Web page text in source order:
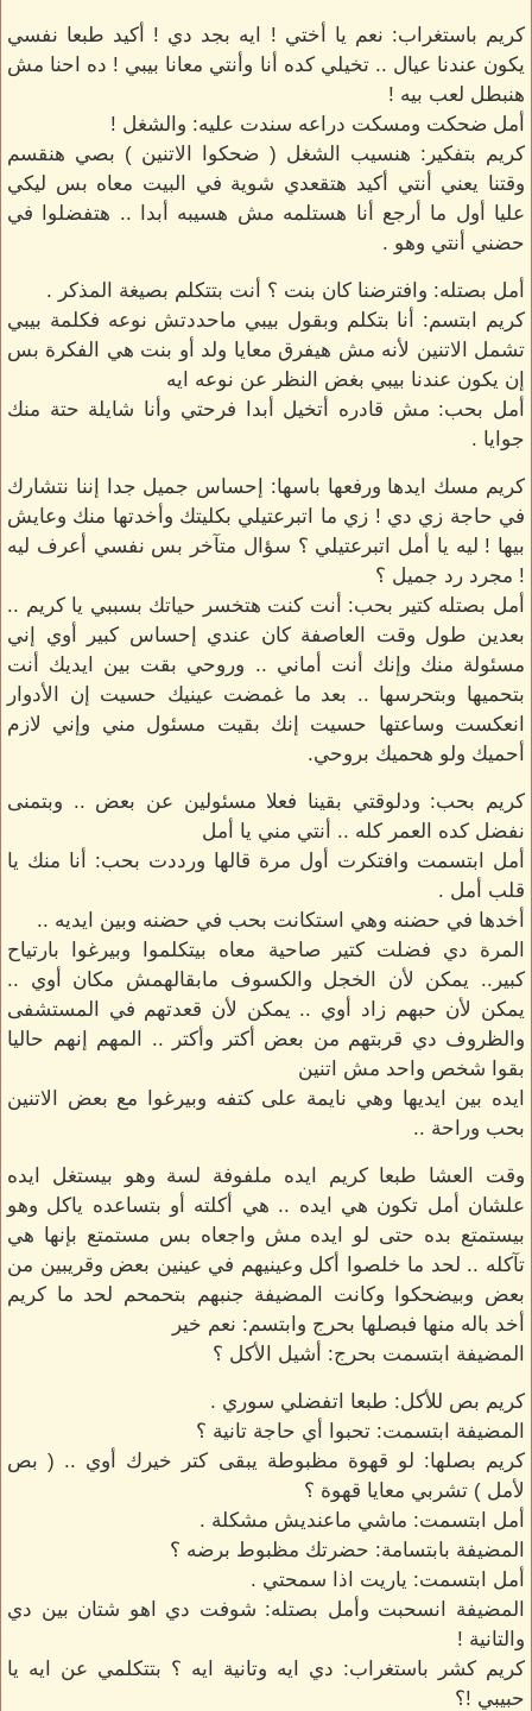
كريم باستغراب: نعم يا أختي ! ايه بجد دي ! أكيد طبعا نفسي
يكون عندنا عيال .. تخيلي كده أنا وأنتي معانا بيبي ! ده احنا مش
هنبطل لعب بيه !
أمل ضحكت ومسكت دراعه سندت عليه: والشغل !
كريم بتفكير: هنسيب الشغل ( ضحكوا الاتنين ) بصي هنقسم
وقتنا يعني أنتي أكيد هتقعدي شوية في البيت معاه بس ليكي
عليا أول ما أرجع أنا هستلمه مش هسيبه أبدا .. هتفضلوا في
حضني أنتي وهو .
أمل بصتله: وافترضنا كان بنت ؟ أنت بتتكلم بصيغة المذكر .
كريم ابتسم: أنا بتكلم وبقول بيبي ماحددتش نوعه فكلمة بيبي
تشمل الاتنين لأنه مش هيفرق معايا ولد أو بنت هي الفكرة بس
إن يكون عندنا بيبي بغض النظر عن نوعه ايه
أمل بحب: مش قادره أتخيل أبدا فرحتي وأنا شايلة حتة منك
جوايا .
كريم مسك ايدها ورفعها باسها: إحساس جميل جدا إننا نتشارك
في حاجة زي دي ! زي ما اتبرعتيلي بكليتك وأخدتها منك وعايش
بيها ! ليه يا أمل اتبرعتيلي ؟ سؤال متآخر بس نفسي أعرف ليه
! مجرد رد جميل ؟
أمل بصتله كتير بحب: أنت كنت هتخسر حياتك بسببي يا كريم ..
بعدين طول وقت العاصفة كان عندي إحساس كبير أوي إني
مسئولة منك وإنك أنت أماني .. وروحي بقت بين ايديك أنت
بتحميها وبتحرسها .. بعد ما غمضت عينيك حسيت إن الأدوار
انعكست وساعتها حسيت إنك بقيت مسئول مني وإني لازم
أحميك ولو هحميك بروحي.
كريم بحب: ودلوقتي بقينا فعلا مسئولين عن بعض .. وبتمنى
نفضل كده العمر كله .. أنتي مني يا أمل
أمل ابتسمت وافتكرت أول مرة قالها ورددت بحب: أنا منك يا
قلب أمل .
أخدها في حضنه وهي استكانت بحب في حضنه وبين ايديه ..
المرة دي فضلت كتير صاحية معاه بيتكلموا وبيرغوا بارتياح
كبير.. يمكن لأن الخجل والكسوف مابقالهمش مكان أوي ..
يمكن لأن حبهم زاد أوي .. يمكن لأن قعدتهم في المستشفى
والظروف دي قربتهم من بعض أكتر وأكتر .. المهم إنهم حاليا
بقوا شخص واحد مش اتنين
ايده بين ايديها وهي نايمة على كتفه وبيرغوا مع بعض الاتنين
بحب وراحة ..
وقت العشا طبعا كريم ايده ملفوفة لسة وهو بيستغل ايده
علشان أمل تكون هي ايده .. هي أكلته أو بتساعده ياكل وهو
بيستمتع بده حتى لو ايده مش واجعاه بس مستمتع بإنها هي
تآكله .. لحد ما خلصوا أكل وعينيهم في عينين بعض وقريبين من
بعض وبيضحكوا وكانت المضيفة جنبهم بتحمحم لحد ما كريم
أخد باله منها فبصلها بحرج وابتسم: نعم خير
المضيفة ابتسمت بحرج: أشيل الأكل ؟
كريم بص للأكل: طبعا اتفضلي سوري .
المضيفة ابتسمت: تحبوا أي حاجة تانية ؟
كريم بصلها: لو قهوة مظبوطة يبقى كتر خيرك أوي .. ( بص
لأمل ) تشربي معايا قهوة ؟
أمل ابتسمت: ماشي ماعنديش مشكلة .
المضيفة بابتسامة: حضرتك مظبوط برضه ؟
أمل ابتسمت: ياريت اذا سمحتي .
المضيفة انسحبت وأمل بصتله: شوفت دي اهو شتان بين دي
والتانية !
كريم كشر باستغراب: دي ايه وتانية ايه ؟ بتتكلمي عن ايه يا
حبيبي !؟